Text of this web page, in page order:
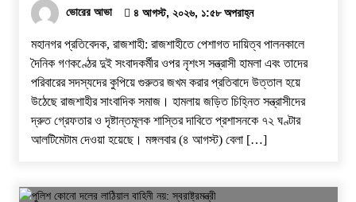
ভোরের আভা ৪ আগস্ট, ২০২৬, ১:৫৮ অপরাহ্ন
​মহানগর প্রতিবেদক, রাজশাহী: রাজশাহীতে পেশাগত দায়িত্ব পালনকালে
দৈনিক গণকণ্ঠের দুই সংবাদকর্মীর ওপর নৃশংস সন্ত্রাসী হামলা এবং তাদের
পরিবারের সদস্যদের কুপিয়ে গুরুতর জখম করার প্রতিবাদে উত্তাল হয়ে
উঠেছে রাজশাহীর সাংবাদিক সমাজ। হামলায় জড়িত চিহ্নিত সন্ত্রাসীদের
দ্রুত গ্রেফতার ও দৃষ্টান্তমূলক শাস্তির দাবিতে প্রশাসনকে ৭২ ঘণ্টার
আলটিমেটাম দেওয়া হয়েছে। ​মঙ্গলবার (৪ আগস্ট) বেলা […]